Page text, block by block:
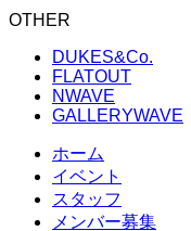
OTHER
DUKES&Co.
FLATOUT
NWAVE
GALLERYWAVE
ホーム
イベント
スタッフ
メンバー募集